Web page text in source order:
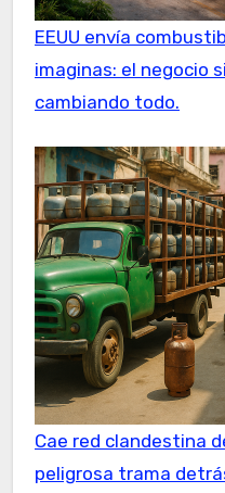
EEUU envía
imaginas: el negocio
cambiando todo.
Cae red clandestina
peligrosa trama